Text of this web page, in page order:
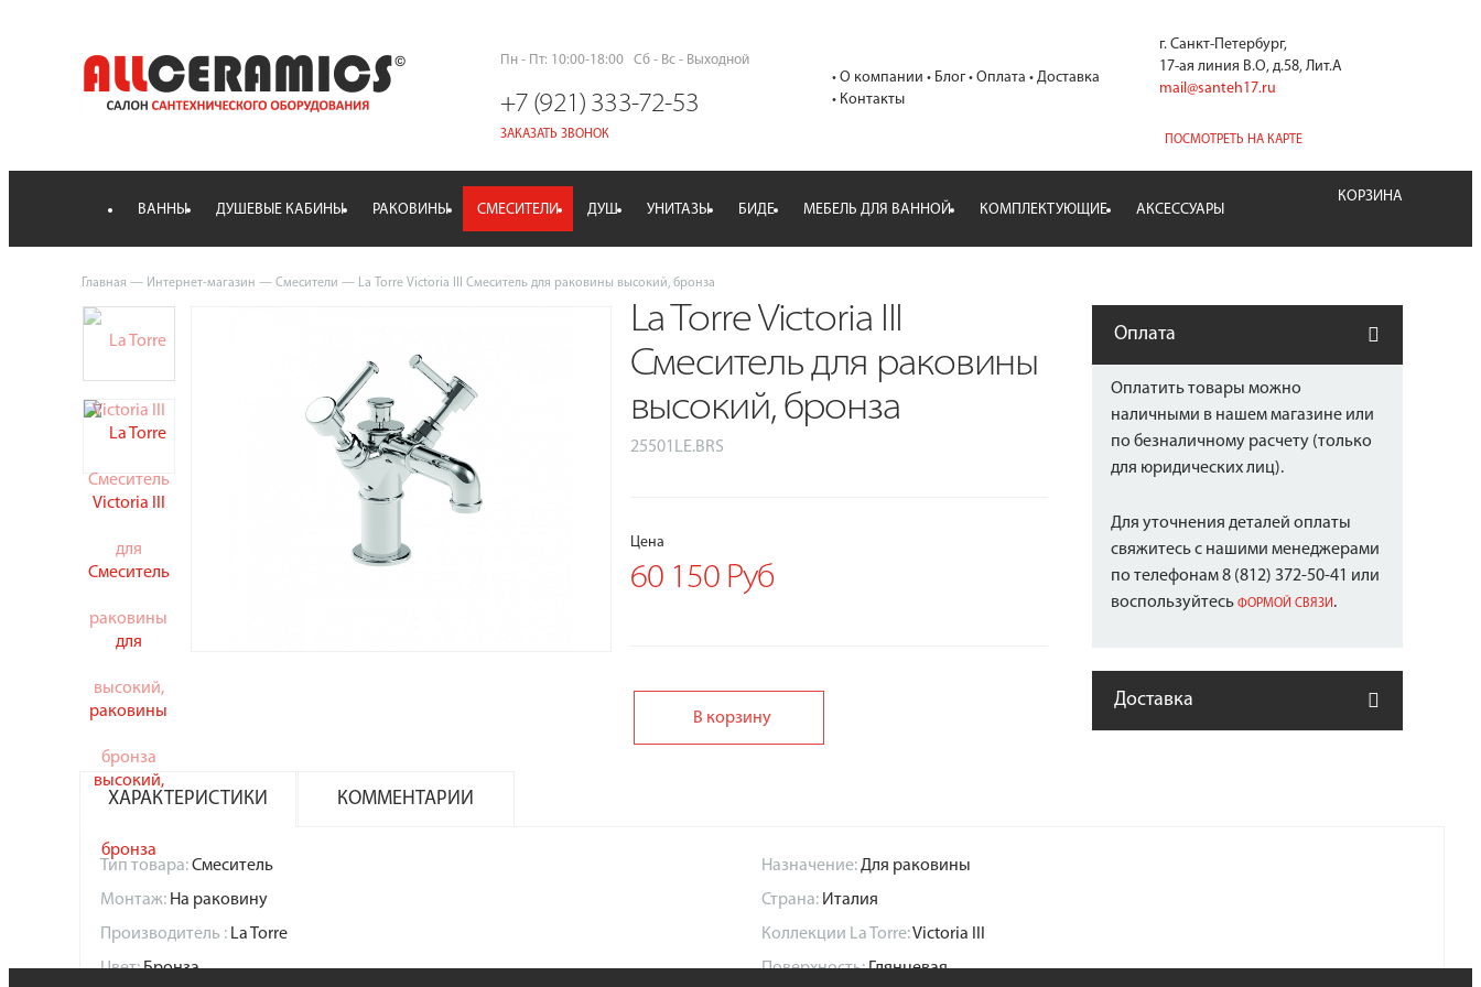
Пн - Пт: 10:00-18:00 Сб - Вс - Выходной
+7 (921) 333-72-53
ЗАКАЗАТЬ ЗВОНОК
О компании Блог Оплата
Доставка
Контакты
г. Санкт-Петербург,
17-ая линия В.О, д.58, Лит.А
mail@santeh17.ru
ПОСМОТРЕТЬ НА КАРТЕ
КОРЗИНА
ВАННЫ
ДУШЕВЫЕ КАБИНЫ РАКОВИНЫ СМЕСИТЕЛИ ДУШ УНИТАЗЫ БИДЕ МЕБЕЛЬ ДЛЯ ВАННОЙ КОМПЛЕКТУЮЩИЕ АКСЕССУАРЫ
Главная — Интернет-магазин — Смесители — La Torre Victoria III Смеситель для раковины высокий, бронза
La Torre Victoria III
Смеситель для раковины
высокий, бронза
25501LE.BRS
Цена
60 150 Руб
В корзину
Оплата
Оплатить товары можно
наличными в нашеммагазине или
по безналичному расчету (только
для юридических лиц).
Для уточнения деталей оплаты
свяжитесь с нашими менеджерами
по телефонам 8 (812) 372-50-41 или
воспользуйтесь ФОРМОЙ СВЯЗИ .
Доставка
ХАРАКТЕРИСТИКИ КОММЕНТАРИИ
Тип товара:Смеситель Назначение:Для раковины
Монтаж: На раковину Страна: Италия
Производитель : La Torre Коллекции La Torre:Victoria III
Цвет:Бронза Поверхность:Глянцевая